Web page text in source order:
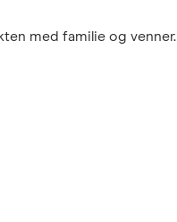
med familie og venner.